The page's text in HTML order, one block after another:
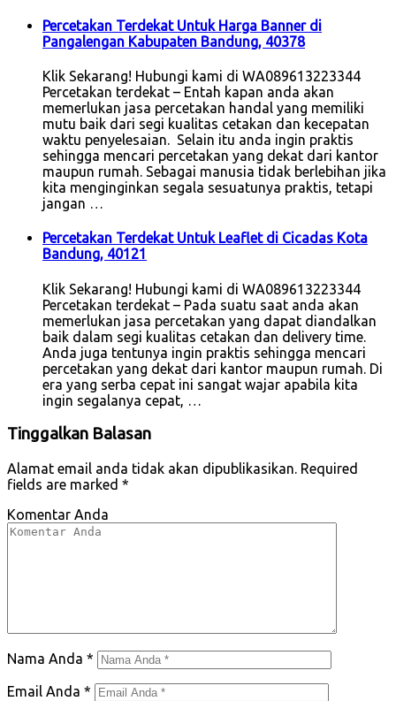
Percetakan Terdekat Untuk Harga Banner di
Pangalengan Kabupaten Bandung, 40378
Klik Sekarang! Hubungi kami di WA089613223344
Percetakan terdekat – Entah kapan anda akan
memerlukan jasa percetakan handal yang memiliki
mutu baik dari segi kualitas cetakan dan kecepatan
waktu penyelesaian. Selain itu anda ingin praktis
sehingga mencari percetakan yang dekat dari kantor
maupun rumah. Sebagai manusia tidak berlebihan jika
kita menginginkan segala sesuatunya praktis, tetapi
jangan …
Percetakan Terdekat Untuk Leaflet di Cicadas Kota
Bandung, 40121
Klik Sekarang! Hubungi kami di WA089613223344
Percetakan terdekat – Pada suatu saat anda akan
memerlukan jasa percetakan yang dapat diandalkan
baik dalam segi kualitas cetakan dan delivery time.
Anda juga tentunya ingin praktis sehingga mencari
percetakan yang dekat dari kantor maupun rumah. Di
era yang serba cepat ini sangat wajar apabila kita
ingin segalanya cepat, …
Tinggalkan Balasan
Alamat email anda tidak akan dipublikasikan. Required
fields are marked *
Komentar Anda
Nama Anda *
Email Anda *